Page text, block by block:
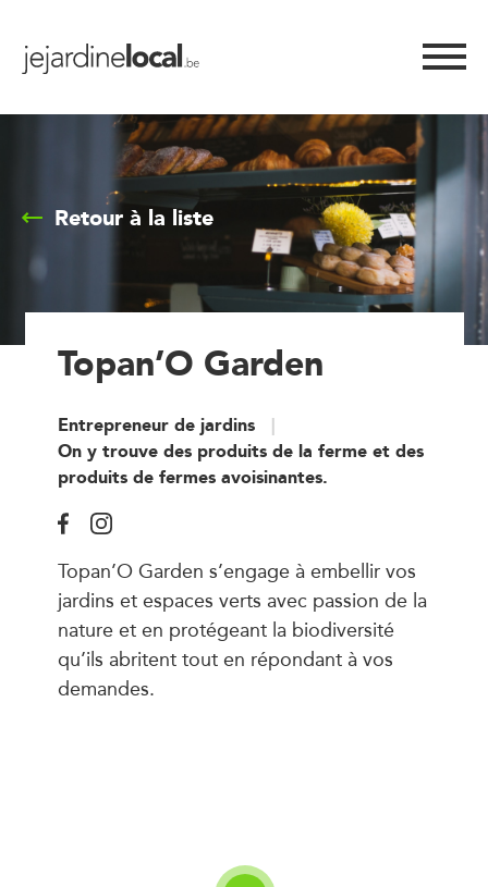
Retour à la liste
Topan’O Garden
Entrepreneur de jardins
On y trouve des produits de la ferme et des
produits de fermes avoisinantes.
Topan’O Garden s’engage à embellir vos
jardins et espaces verts avec passion de la
nature et en protégeant la biodiversité
qu’ils abritent tout en répondant à vos
demandes.